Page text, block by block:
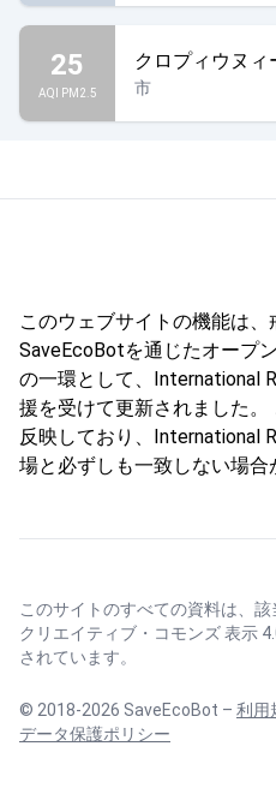
25
AQI PM2.5
クロプィウヌィ
市
このウェブサイトの機能は、
SaveEcoBotを通じたオープ
の一環として、International
援を受けて更新されました
反映しており、International
場と必ずしも一致しない場合
このサイトのすべての資料は、該
クリエイティブ・コモンズ 表示
されています。
© 2018-2026 SaveEcoBot – 利用
データ保護ポリシー